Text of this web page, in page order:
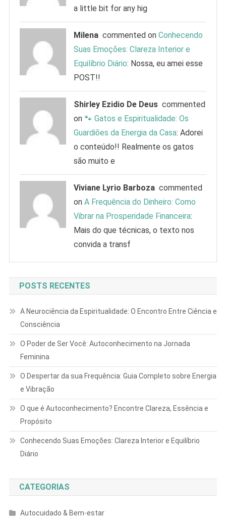
a little bit for any hig
Milena commented onConhecendo
Suas Emoções: Clareza Interior e
Equilíbrio Diário: Nossa, eu amei esse
POST!!
Shirley Ezidio De Deus commented
on🐾 Gatos e Espiritualidade: Os
Guardiões da Energia da Casa: Adorei
o conteúdo!! Realmente os gatos
são muito e
Viviane Lyrio Barboza commented
onA Frequência do Dinheiro: Como
Vibrar na Prosperidade Financeira:
Mais do que técnicas, o texto nos
convida a transf
POSTS RECENTES
A Neurociência da Espiritualidade: O Encontro Entre Ciência e
Consciência
O Poder de Ser Você: Autoconhecimento na Jornada
Feminina
O Despertar da sua Frequência: Guia Completo sobre Energia
e Vibração
O que é Autoconhecimento? Encontre Clareza, Essência e
Propósito
Conhecendo Suas Emoções: Clareza Interior e Equilíbrio
Diário
CATEGORIAS
Autocuidado & Bem-estar